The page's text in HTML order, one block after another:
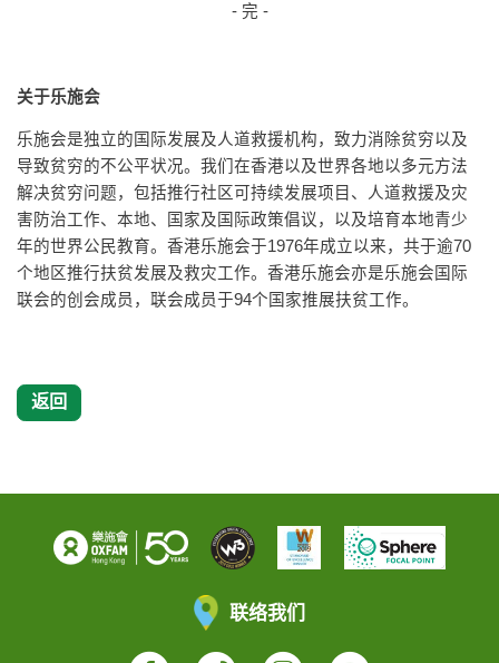
- 完 -
关于乐施会
乐施会是独立的国际发展及人道救援机构，致力消除贫穷以及
导致贫穷的不公平状况。我们在香港以及世界各地以多元方法
解决贫穷问题，包括推行社区可持续发展项目、人道救援及灾
害防治工作、本地、国家及国际政策倡议，以及培育本地青少
年的世界公民教育。香港乐施会于1976年成立以来，共于逾70
个地区推行扶贫发展及救灾工作。香港乐施会亦是乐施会国际
联会的创会成员，联会成员于94个国家推展扶贫工作。
返回
联络我们